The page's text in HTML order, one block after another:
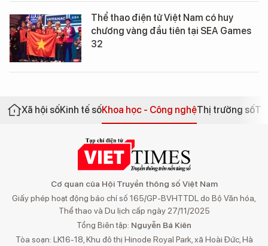
Thể thao điện tử Việt Nam có huy
chương vàng đầu tiên tại SEA Games
32
Xã hội sốKinh tế sốKhoa học - Công nghệThị trường số
Cơ quan của Hội Truyền thông số Việt Nam
Giấy phép hoạt động báo chí số 165/GP-BVHTTDL do Bộ Văn hóa,
Thể thao và Du lịch cấp ngày 27/11/2025
Tổng Biên tập: Nguyễn Bá Kiên
Tòa soạn: LK16-18, Khu đô thị Hinode Royal Park, xã Hoài Đức, Hà